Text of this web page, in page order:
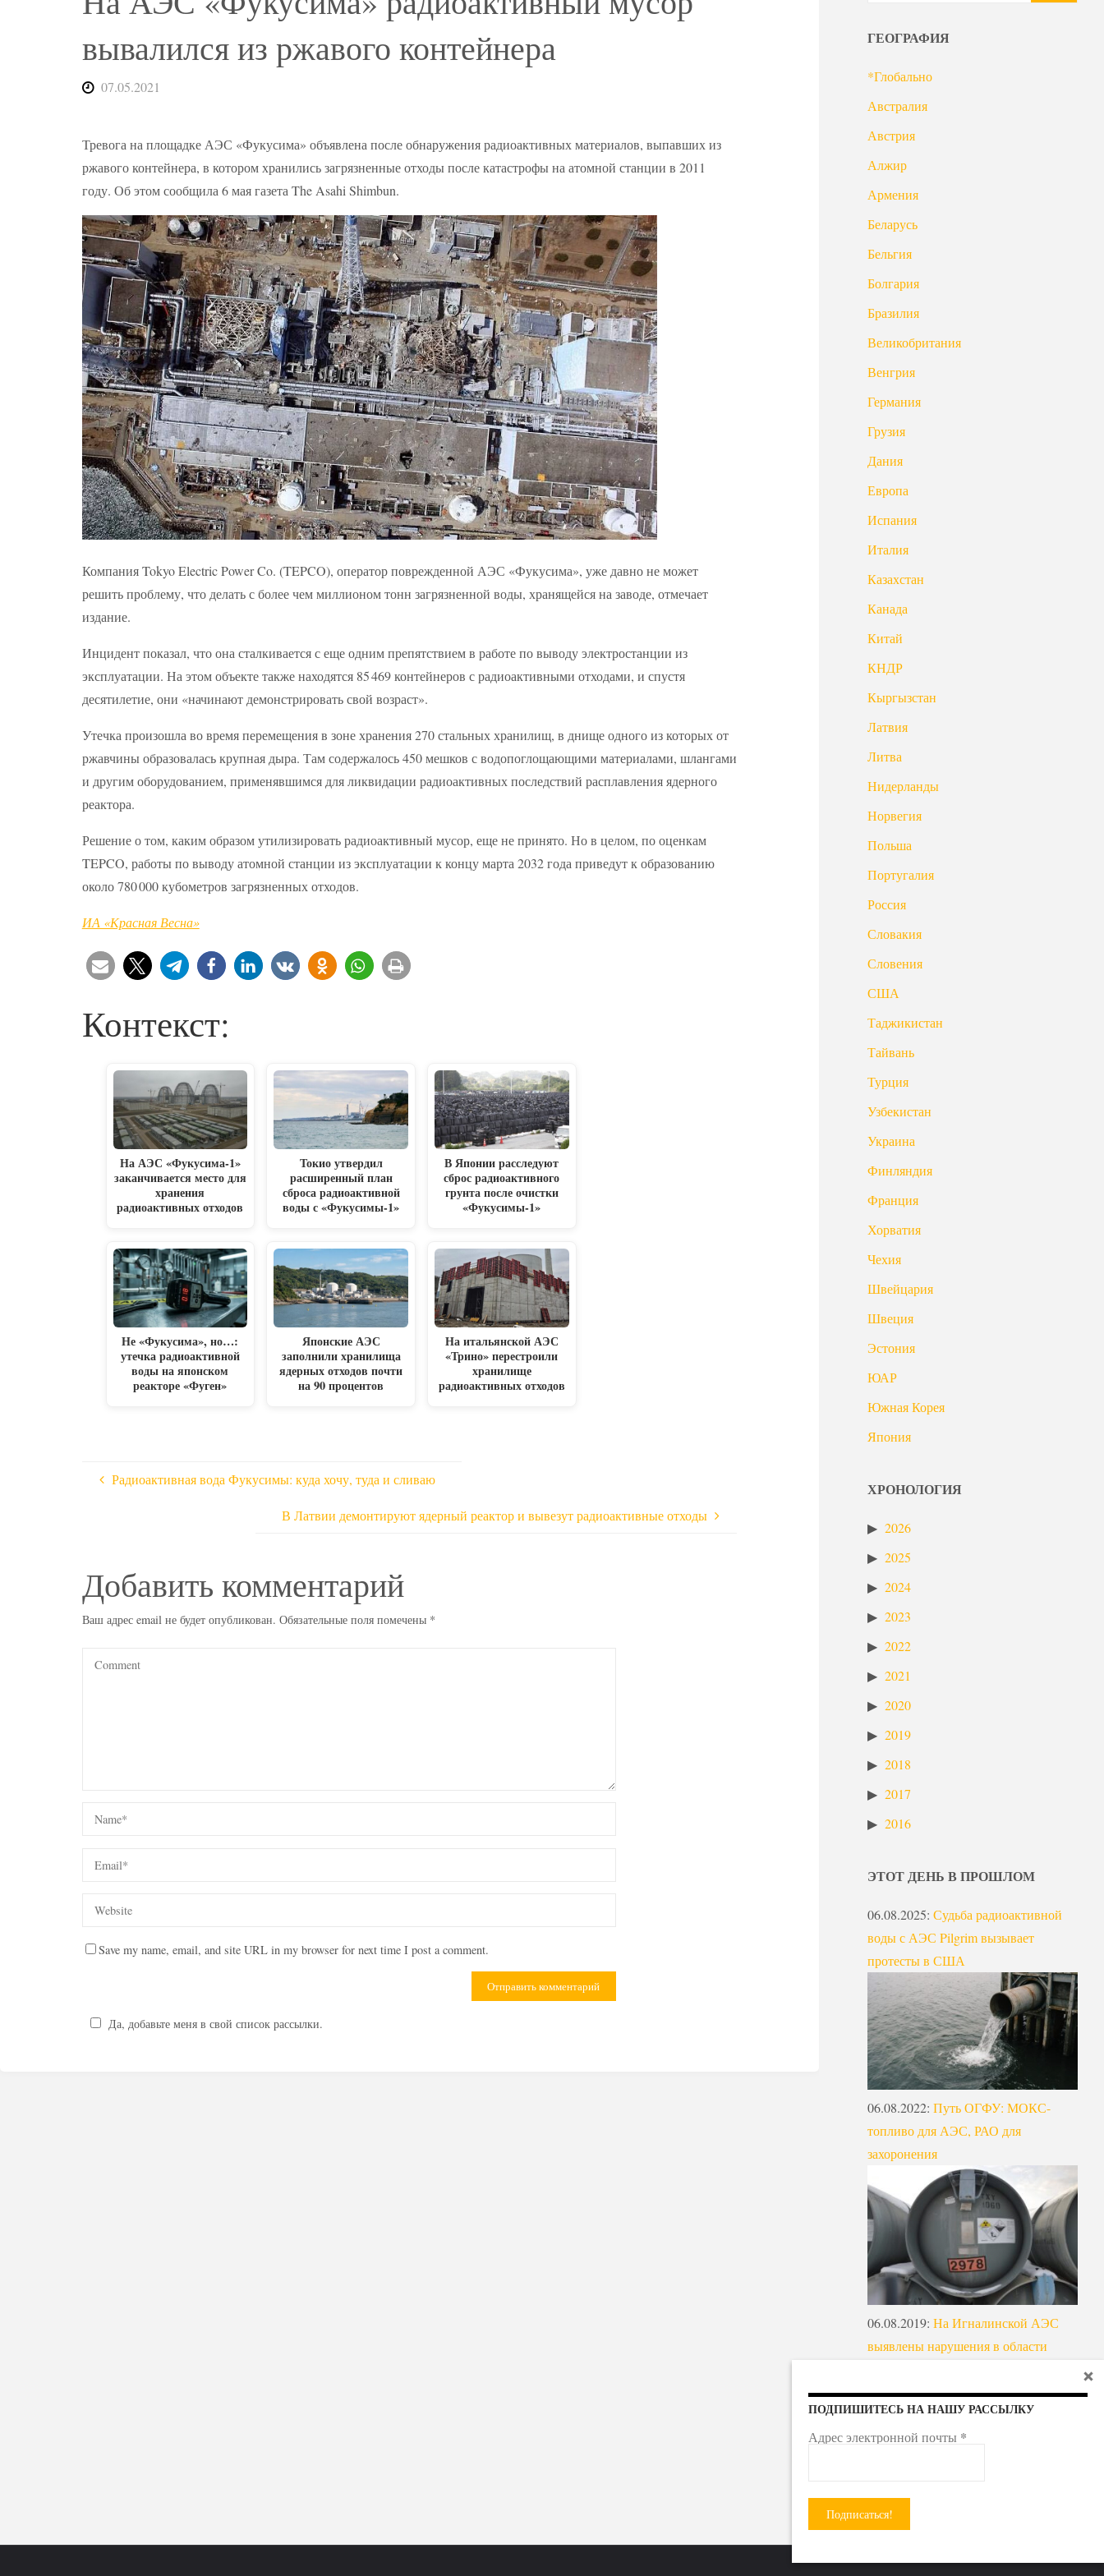
вывалился из ржавого контейнера
07.05.2021
Тревога на площадке АЭС «Фукусима» объявлена после обнаружения радиоактивных материалов, выпавших из
ржавого контейнера, в котором хранились загрязненные отходы после катастрофы на атомной станции в 2011
году. Об этом сообщила 6 мая газета The Asahi Shimbun.
Компания Tokyo Electric Power Co. (TEPCO), оператор поврежденной АЭС «Фукусима», уже давно не может
решить проблему, что делать с более чем миллионом тонн загрязненной воды, хранящейся на заводе, отмечает
издание.
Инцидент показал, что она сталкивается с еще одним препятствием в работе по выводу электростанции из
эксплуатации. На этом объекте также находятся 85 469 контейнеров с радиоактивными отходами, и спустя
десятилетие, они «начинают демонстрировать свой возраст».
Утечка произошла во время перемещения в зоне хранения 270 стальных хранилищ, в днище одного из которых от
ржавчины образовалась крупная дыра. Там содержалось 450 мешков с водопоглощающими материалами, шлангами
и другим оборудованием, применявшимся для ликвидации радиоактивных последствий расплавления ядерного
реактора.
Решение о том, каким образом утилизировать радиоактивный мусор, еще не принято. Но в целом, по оценкам
TEPCO, работы по выводу атомной станции из эксплуатации к концу марта 2032 года приведут к образованию
около 780 000 кубометров загрязненных отходов.
ИА «Красная Весна»
Контекст:
На АЭС «Фукусима-1»
заканчивается место для
хранения
радиоактивных отходов
Не «Фукусима», но…:
утечка радиоактивной
воды на японском
реакторе «Фуген»
Токио утвердил
расширенный план
сброса радиоактивной
воды с «Фукусимы-1»
Японские АЭС
заполнили хранилища
ядерных отходов почти
на 90 процентов
В Японии расследуют
сброс радиоактивного
грунта после очистки
«Фукусимы-1»
На итальянской АЭС
«Трино» перестроили
хранилище
радиоактивных отходов
Радиоактивная вода Фукусимы: куда хочу, туда и сливаю
В Латвии демонтируют ядерный реактор и вывезут радиоактивные отходы
Добавить комментарий
Ваш адрес email не будет опубликован. Обязательные поля помечены *
Save my name, email, and site URL in my browser for next time I post a comment.
Да, добавьте меня в свой список рассылки.
ГЕОГРАФИЯ
*Глобально
Австралия
Австрия
Алжир
Армения
Беларусь
Бельгия
Болгария
Бразилия
Великобритания
Венгрия
Германия
Грузия
Дания
Европа
Испания
Италия
Казахстан
Канада
Китай
КНДР
Кыргызстан
Латвия
Литва
Нидерланды
Норвегия
Польша
Португалия
Россия
Словакия
Словения
США
Таджикистан
Тайвань
Турция
Узбекистан
Украина
Финляндия
Франция
Хорватия
Чехия
Швейцария
Швеция
Эстония
ЮАР
Южная Корея
Япония
ХРОНОЛОГИЯ
2026
2025
2024
2023
2022
2021
2020
2019
2018
2017
2016
ЭТОТ ДЕНЬ В ПРОШЛОМ
06.08.2025: Судьба радиоактивной
воды с АЭС Pilgrim вызывает
протесты в США
06.08.2022: Путь ОГФУ: МОКС-
топливо для АЭС, РАО для
захоронения
06.08.2019: На Игналинской АЭС
выявлены нарушения в области
ПОДПИШИТЕСЬ НА НАШУ РАССЫЛКУ
Адрес электронной почты *